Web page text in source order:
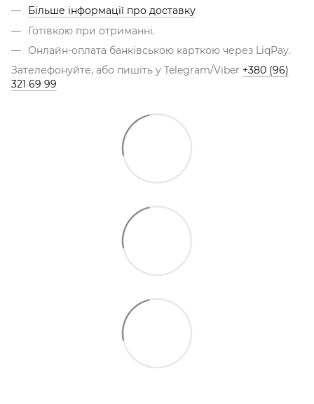
Більше інформації про доставку
Готівкою при отриманні.
Онлайн-оплата банківською карткою через LiqPay.
Зателефонуйте, або пишіть у Telegram/Viber +380 (96)
321 69 99